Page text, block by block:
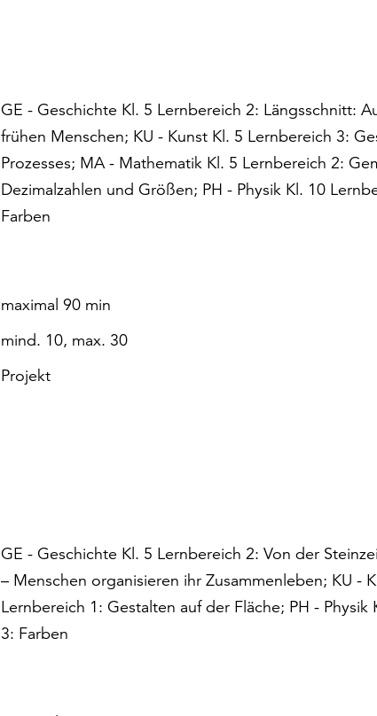
GE - Geschichte Kl. 5 Lernbereich 2: Längsschnitt:
frühen Menschen; KU - Kunst Kl. 5 Lernbereich 3:
Prozesses; MA - Mathematik Kl. 5 Lernbereich 2:
Dezimalzahlen und Größen; PH - Physik Kl. 10
Farben
maximal 90 min
mind. 10, max. 30
Projekt
GE - Geschichte Kl. 5 Lernbereich 2: Von der
– Menschen organisieren ihr Zusammenleben; KU -
Lernbereich 1: Gestalten auf der Fläche; PH - Physik
3: Farben